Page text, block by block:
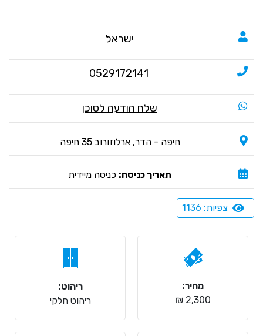
ישראל
0529172141
שלח הודעה לסוכן
חיפה - הדר, ארלוזורוב 35 חיפה
תאריך כניסה: כניסה מיידית
צפיות: 1136
מחיר:
2,300 ₪
ריהוט:
ריהוט חלקי